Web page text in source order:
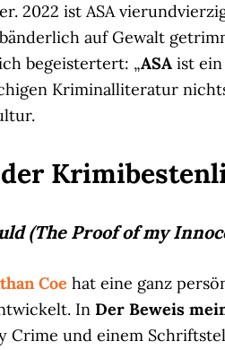
2022 ist ASA
auf Gewalt
begeistertert: „ASA ist
Kriminalliteratur
(The Proof of my
Coe hat eine ganz
In Der Beweis
und einem